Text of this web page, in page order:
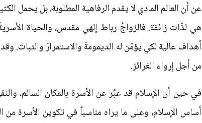
عن أن العالم المادي لا يقدم الرفاهية المطلوبة، بل يحمل
هي لذّات زائفة. فالزواجُ رباط إلهي مقدس، والحياة
أهداف عالية لكي يؤمّن له الديمومةَ والاستمرارَ والثباتَ.
من أجل إرواء الغرائز.
في حين أن الإسلام قد عبَّر عن الأسرة بالمكان السالم،
أساس الإسلام، وعلى ما يراه مناسباً في تكوين الأسرة